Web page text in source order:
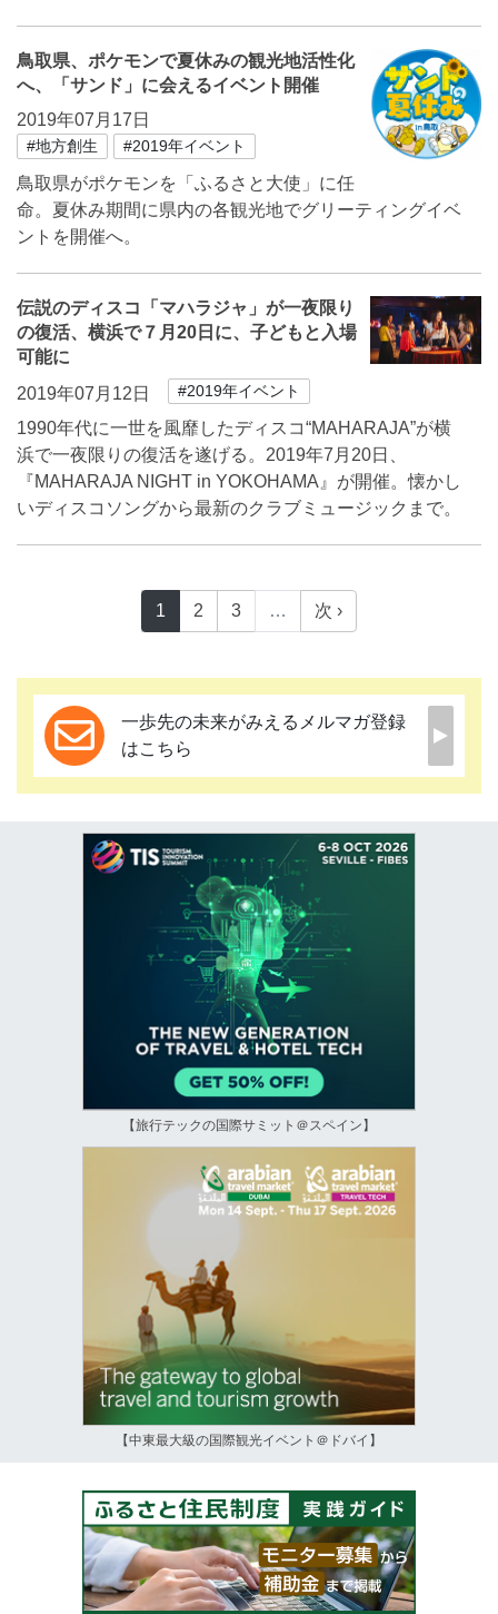
鳥取県、ポケモンで夏休みの観光地活性化
へ、「サンド」に会えるイベント開催
2019年07月17日
#地方創生 #2019年イベント
鳥取県がポケモンを「ふるさと大使」に任
命。夏休み期間に県内の各観光地でグリーティングイベ
ントを開催へ。
伝説のディスコ「マハラジャ」が一夜限り
の復活、横浜で７月20日に、子どもと入場
可能に
2019年07月12日
#2019年イベント
1990年代に一世を風靡したディスコ“MAHARAJA”が横
浜で一夜限りの復活を遂げる。2019年7月20日、
『MAHARAJA NIGHT in YOKOHAMA』が開催。懐かし
いディスコソングから最新のクラブミュージックまで。
1 2 3 … 次 ›
一歩先の未来がみえるメルマガ登録
はこちら
【旅行テックの国際サミット＠スペイン】
【中東最大級の国際観光イベント＠ドバイ】